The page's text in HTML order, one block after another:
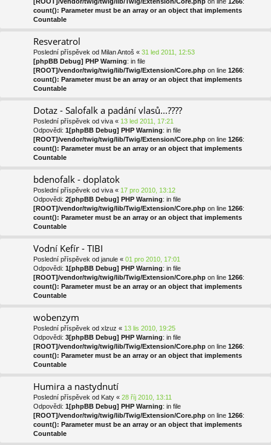
count(): Parameter must be an array or an object that implements
Countable
Resveratrol
Poslední příspěvek od Milan Antoš « 31 led 2011, 12:53
[phpBB Debug] PHP Warning: in file
[ROOT]/vendor/twig/twig/lib/Twig/Extension/Core.php on line 1266:
count(): Parameter must be an array or an object that implements
Countable
Dotaz - Salofalk a padání vlasů...????
Poslední příspěvek od viva « 13 led 2011, 17:21
Odpovědi: 1[phpBB Debug] PHP Warning: in file
[ROOT]/vendor/twig/twig/lib/Twig/Extension/Core.php on line 1266:
count(): Parameter must be an array or an object that implements
Countable
bdenofalk - doplatok
Poslední příspěvek od viva « 17 pro 2010, 13:12
Odpovědi: 2[phpBB Debug] PHP Warning: in file
[ROOT]/vendor/twig/twig/lib/Twig/Extension/Core.php on line 1266:
count(): Parameter must be an array or an object that implements
Countable
Vodní Kefír - TIBI
Poslední příspěvek od janule « 01 pro 2010, 17:01
Odpovědi: 1[phpBB Debug] PHP Warning: in file
[ROOT]/vendor/twig/twig/lib/Twig/Extension/Core.php on line 1266:
count(): Parameter must be an array or an object that implements
Countable
wobenzym
Poslední příspěvek od xlzuz « 13 lis 2010, 19:25
Odpovědi: 3[phpBB Debug] PHP Warning: in file
[ROOT]/vendor/twig/twig/lib/Twig/Extension/Core.php on line 1266:
count(): Parameter must be an array or an object that implements
Countable
Humira a nastydnutí
Poslední příspěvek od Katy « 28 říj 2010, 13:11
Odpovědi: 1[phpBB Debug] PHP Warning: in file
[ROOT]/vendor/twig/twig/lib/Twig/Extension/Core.php on line 1266:
count(): Parameter must be an array or an object that implements
Countable